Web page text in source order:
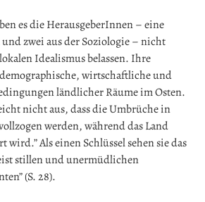
es die HerausgeberInnen – eine
zwei aus der Soziologie – nicht
Idealismus belassen. Ihre
wirtschaftliche und
ländlicher Räume im Osten.
nicht aus, dass die Umbrüche in
werden, während das Land
Als einen Schlüssel sehen sie das
stillen und unermüdlichen
(S. 28).